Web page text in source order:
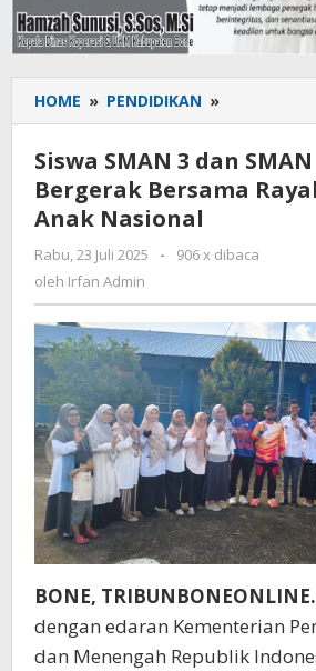
HOME » PENDIDIKAN »
SMAN
dan
SMAN
Bergerak
Rayakan
Hari
Anak
Nasional
Siswa SMAN 3 dan
Bergerak Bersama
Anak Nasional
Rabu, 23 Juli 2025
oleh
-
906 x dibaca
oleh Irfan Admin
BONE,
dengan edaran Kementerian
dan Menengah Republik